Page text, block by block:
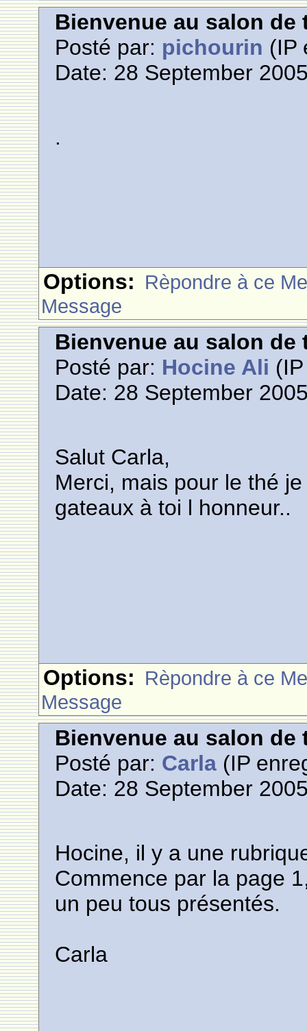
Bienvenue au salon de
Posté par: pichourin (IP
Date: 28 September
.
Options: Rèpondre à ce
Message
Bienvenue au salon de
Posté par: Hocine Ali
Date: 28 September
Salut Carla,
Merci, mais pour le thé
gateaux à toi l honneur..
Options: Rèpondre à ce
Message
Bienvenue au salon de
Posté par: Carla (IP
Date: 28 September
Hocine, il y a une
Commence par la page
un peu tous présentés.
Carla